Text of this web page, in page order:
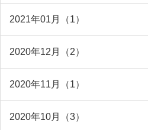
2021年01月（1）
2020年12月（2）
2020年11月（1）
2020年10月（3）